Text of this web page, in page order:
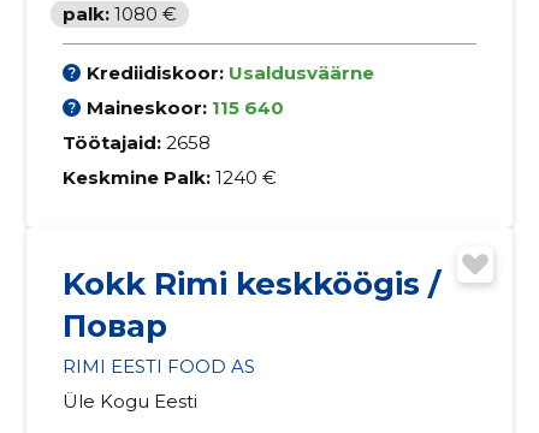
palk: 1080 €
Krediidiskoor: Usaldusväärne
Maineskoor: 115 640
Töötajaid: 2658
Keskmine Palk: 1240 €
Kokk Rimi keskköögis /
Повар
RIMI EESTI FOOD AS
Üle Kogu Eesti